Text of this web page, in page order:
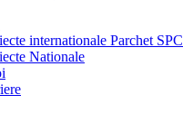
internationale Parchet SPC
Nationale